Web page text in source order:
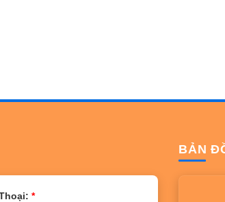
*
BẢN